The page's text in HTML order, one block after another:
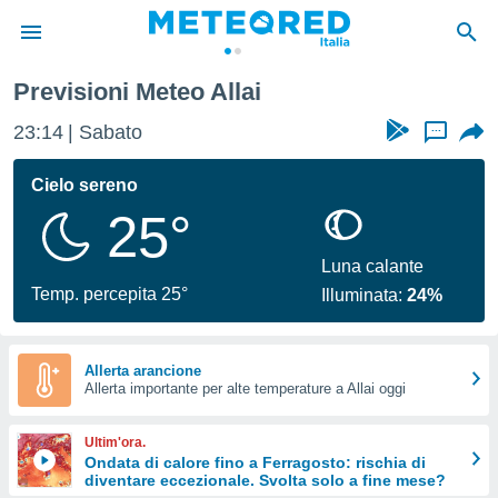
di
per
le
di
Web
le
Previsioni Meteo Allai
23:14 Sabato ...
Cielo sereno
25°
Temp. percepita 25°
Luna calante
Illuminata:24%
Allerta arancione
Allerta importante per alte temperature a Allai oggi
Ultim'ora.
Ondata di calore fino a Ferragosto: rischia di
diventare eccezionale. Svolta solo a fine mese?